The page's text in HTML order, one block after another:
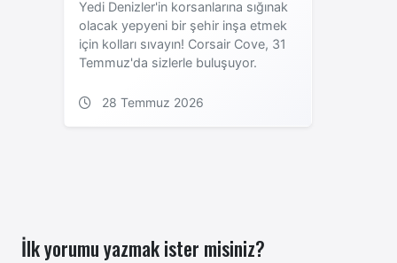
Yedi Denizler'in korsanlarına sığınak
olacak yepyeni bir şehir inşa etmek
için kolları sıvayın! Corsair Cove, 31
Temmuz'da sizlerle buluşuyor.
28 Temmuz 2026
İlk yorumu yazmak ister misiniz?